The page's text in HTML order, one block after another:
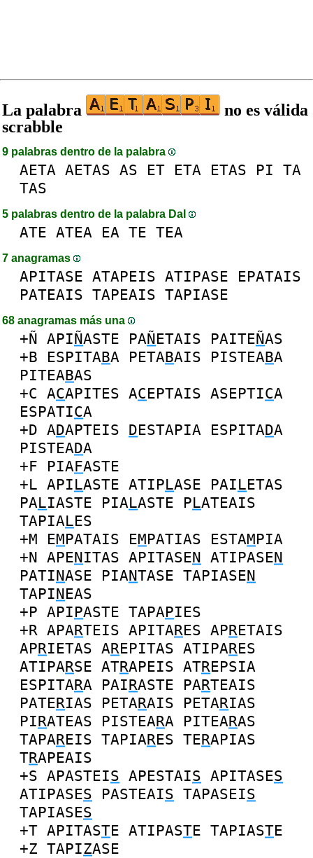
La palabra
no es válida
scrabble
9 palabras dentro de la palabra
AETA AETAS AS ET ETA ETAS PI TA
TAS
5 palabras dentro de la palabra DaI
ATE ATEA EA TE TEA
7 anagramas
APITASE ATAPEIS ATIPASE
EPATAIS
PATEAIS TAPEAIS TAPIASE
68 anagramas más una
+Ñ APIÑASTE PAÑETAIS PAITEÑAS
+B ESPITABA PETABAIS PISTEABA
PITEABAS
+C ACAPITES ACEPTAIS ASEPTICA
ESPATICA
+D ADAPTEIS DESTAPIA ESPITADA
PISTEADA
+F PIAFASTE
+L APILASTE ATIPLASE PAILETAS
PALIASTE PIALASTE PLATEAIS
TAPIALES
+M EMPATAIS EMPATIAS ESTAMPIA
+N APENITAS APITASEN ATIPASEN
PATINASE PIANTASE TAPIASEN
TAPINEAS
+P APIPASTE TAPAPIES
+R APARTEIS APITARES APRETAIS
APRIETAS AREPITAS ATIPARES
ATIPARSE ATRAPEIS ATREPSIA
ESPITARA PAIRASTE PARTEAIS
PATERIAS PETARAIS PETARIAS
PIRATEAS PISTEARA PITEARAS
TAPAREIS TAPIARES TERAPIAS
TRAPEAIS
+S APASTEIS APESTAIS APITASES
ATIPASES PASTEAIS TAPASEIS
TAPIASES
+T APITASTE ATIPASTE TAPIASTE
+Z TAPIZASE